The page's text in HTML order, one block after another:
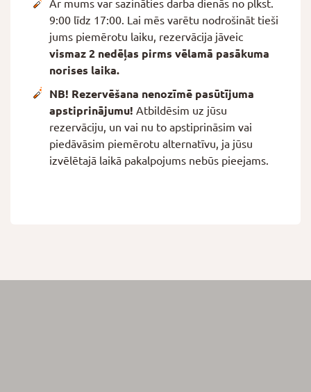
Ar mums var sazināties darba dienās no plkst.
9:00 līdz 17:00. Lai mēs varētu nodrošināt tieši
jums piemērotu laiku, rezervācija jāveic
vismaz 2 nedēļas pirms vēlamā pasākuma
norises laika.
NB! Rezervēšana nenozīmē pasūtījuma
apstiprinājumu! Atbildēsim uz jūsu
rezervāciju, un vai nu to apstiprināsim vai
piedāvāsim piemērotu alternatīvu, ja jūsu
izvēlētajā laikā pakalpojums nebūs pieejams.